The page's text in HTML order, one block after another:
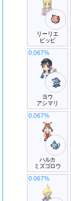
リーリエ
ピッピ
ヨウ
アシマリ
0.067%
ハルカ
ミズゴロウ
0.067%
0.067%